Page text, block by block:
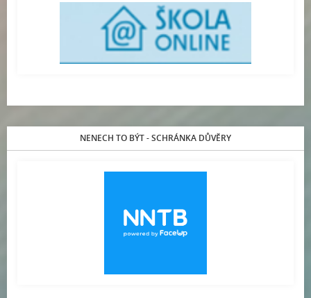
NENECH TO BÝT - SCHRÁNKA DŮVĚRY